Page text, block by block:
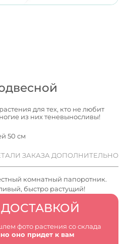
для тех, кто не любит
из них теневыносливы!
50 см
фото растения со склада
оно придет к вам
ЗАКАЗА ДОПОЛНИТЕЛЬНО
комнатный папоротник.
быстро растущий!